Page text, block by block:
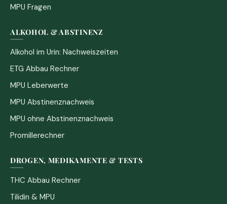
MPU Fragen
ALKOHOL & ABSTINENZ
Alkohol im Urin: Nachweiszeiten
ETG Abbau Rechner
MPU Leberwerte
MPU Abstinenznachweis
MPU ohne Abstinenznachweis
Promillerechner
DROGEN, MEDIKAMENTE & TESTS
THC Abbau Rechner
Tilidin & MPU